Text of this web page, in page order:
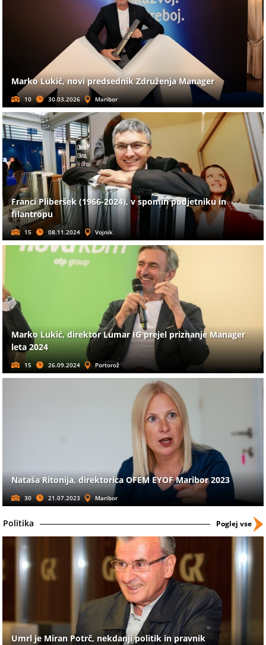
Marko Lukić, novi predsednik Združenja Manager
10 30.03.2026 Maribor
Franci Pliberšek (1966-2024), v spomin podjetniku in
filantropu
15 08.11.2024 Vojnik
Marko Lukić, direktor Lumar IG prejel priznanje Manager
leta 2024
15 26.09.2024 Portorož
Nataša Ritonija, direktorica OFEM EYOF Maribor 2023
30 21.07.2023 Maribor
Politika Poglej vse
Umrl je Miran Potrč, nekdanji politik in pravnik